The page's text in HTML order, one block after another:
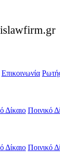
Επικοινωνία
Δίκαιο Ποινικό
Δίκαιο Ποινικό